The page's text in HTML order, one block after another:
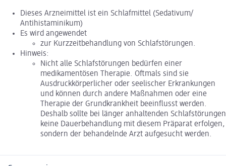
Dieses Arzneimittel ist ein Schlafmittel (Sedativum/
Antihistaminikum)
Es wird angewendet
zur Kurzzeitbehandlung von Schlafstörungen.
Hinweis:
Nicht alle Schlafstörungen bedürfen einer
medikamentösen Therapie. Oftmals sind sie
Ausdruckkörperlicher oder seelischer Erkrankungen
und können durch andere Maßnahmen oder eine
Therapie der Grundkrankheit beeinflusst werden.
Deshalb sollte bei länger anhaltenden Schlafstörungen
keine Dauerbehandlung mit diesem Präparat erfolgen,
sondern der behandelnde Arzt aufgesucht werden.